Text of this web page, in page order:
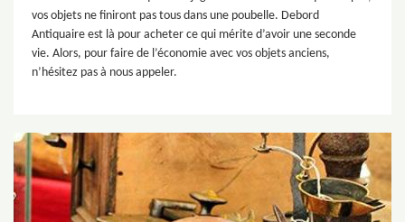
vos objets ne finiront pas tous dans une poubelle. Debord
Antiquaire est là pour acheter ce qui mérite d’avoir une seconde
vie. Alors, pour faire de l’économie avec vos objets anciens,
n’hésitez pas à nous appeler.